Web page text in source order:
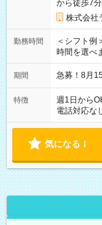
から徒歩7分
株式会社
勤務時間
＜シフト例＞
時間を選べ
期間 急募！8月
特徴 週1日から
電話対応な
気になる！